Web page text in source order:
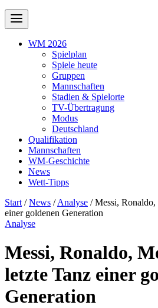
WM 2026
Spielplan
Spiele heute
Gruppen
Mannschaften
Stadien & Spielorte
TV-Übertragung
Modus
Deutschland
Qualifikation
Mannschaften
WM-Geschichte
News
Wett-Tipps
Start /News /Analyse /Messi,
einer goldenen Generation
Analyse
Messi, Ronaldo,
letzte Tanz einer
Generation